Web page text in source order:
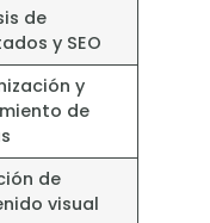
de
y SEO
y
de
de
visual